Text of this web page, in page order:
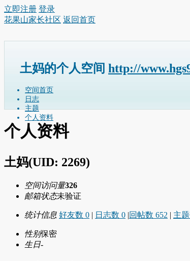
立即注册 登录
花果山家长社区 返回首页
土妈的个人空间 http://
空间首页
日志
主题
个人资料
个人资料
土妈(UID: 2269)
空间访问量326
邮箱状态未验证
统计信息 好友数 0 | 日志数 0 |回帖数 652 | 主
性别保密
生日-